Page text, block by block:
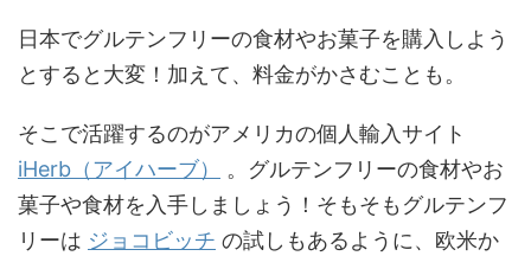
日本でグルテンフリーの食材やお菓子を購入しよう
とすると大変！加えて、料金がかさむことも。
そこで活躍するのがアメリカの個人輸入サイト
iHerb（アイハーブ）
。グルテンフリーの食材やお
菓子や食材を入手しましょう！そもそもグルテンフ
リーは ジョコビッチ の試しもあるように、欧米か